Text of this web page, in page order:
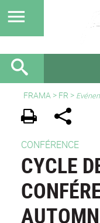
FRAMA > FR >
CONFÉRENCE
CYCLE